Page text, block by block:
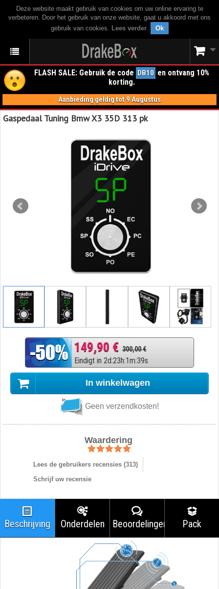
Deze website maakt gebruik van cookies om uw online ervaring te
verbeteren. Door het gebruik van onze website, gaat u akkoord met ons
gebruik van cookies. Lees verder. Ok
FLASH SALE: Gebruik de code DB10 en ontvang 10%
korting.
Aanbieding geldig tot 9 Augustus
Gaspedaal Tuning Bmw X3 35D 313 pk
149,90 € 300,00 €
Eindigt in 2d:23h:1m:38s
In winkelwagen
Geen verzendkosten!
Waardering
Lees de gebruikers recensies (313)
Schrijf uw recensie
Beschrijving Onderdelen Beoordelingen Pack